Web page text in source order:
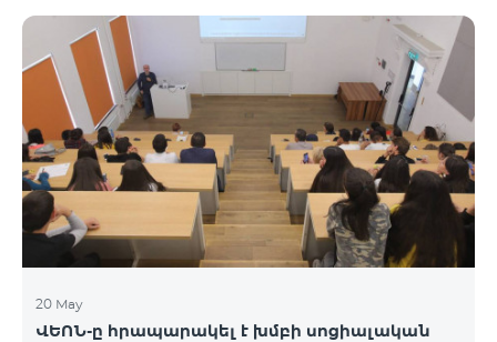
20 May
ՎԵՈՆ-ը հրապարակել է խմբի սոցիալական